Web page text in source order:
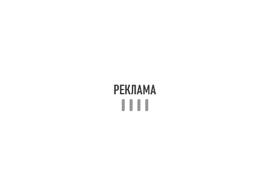
машиностроение;
информационные технологии;